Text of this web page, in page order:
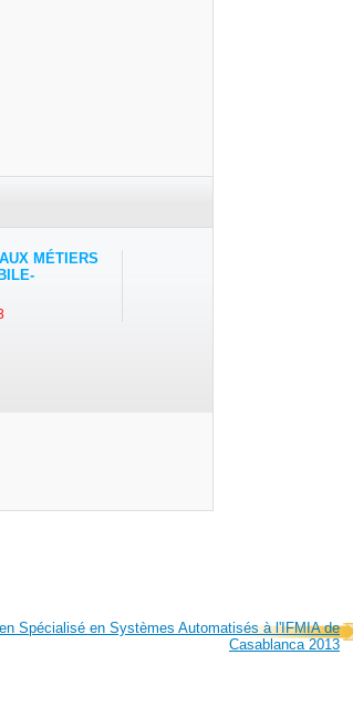
MÉTIERS
Spécialisé en Systèmes Automatisés à l'IFMIA de
Casablanca 2013